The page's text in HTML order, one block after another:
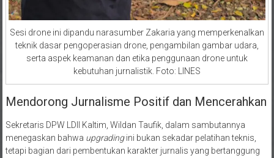
Sesi drone ini dipandu narasumber Zakaria yang memperkenalkan
teknik dasar pengoperasian drone, pengambilan gambar udara,
serta aspek keamanan dan etika penggunaan drone untuk
kebutuhan jurnalistik. Foto: LINES
Mendorong Jurnalisme Positif dan Mencerahkan
Sekretaris DPW LDII Kaltim, Wildan Taufik, dalam sambutannya
menegaskan bahwa upgradingini bukan sekadar pelatihan teknis,
tetapi bagian dari pembentukan karakter jurnalis yang bertanggung